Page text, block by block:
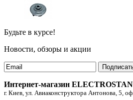
Будьте в курсе!
Новости, обзоры и акции
Интернет-магазин
г. Киев, ул. Авиаконструктора Антонова, 5,